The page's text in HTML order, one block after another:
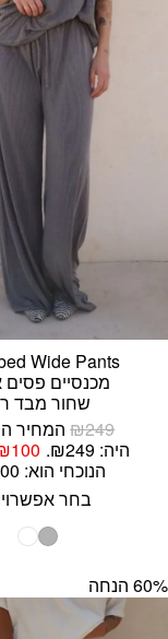
מכנסיים פסים
שחור מבד
₪249
המחיר
היה: ₪249.
100
הנוכחי הוא: ₪100.
בחר
‫60% הנחה